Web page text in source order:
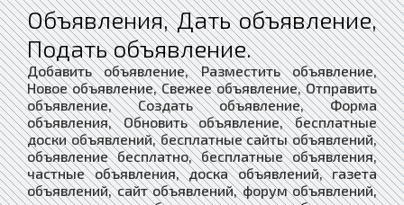
Объявления, Дать объявление,
Подать объявление.
Добавить объявление, Разместить объявление,
Новое объявление, Свежее объявление, Отправить
объявление, Создать объявление, Форма
объявления, Обновить объявление, бесплатные
доски объявлений, бесплатные сайты объявлений,
объявление бесплатно, бесплатные объявления,
частные объявления, доска объявлений, газета
объявлений, сайт объявлений, форум объявлений,